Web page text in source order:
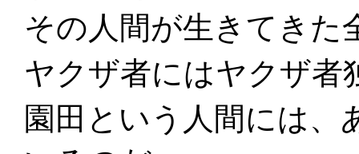
その人間が生きてきた
ヤクザ者にはヤクザ者
園田という人間には、